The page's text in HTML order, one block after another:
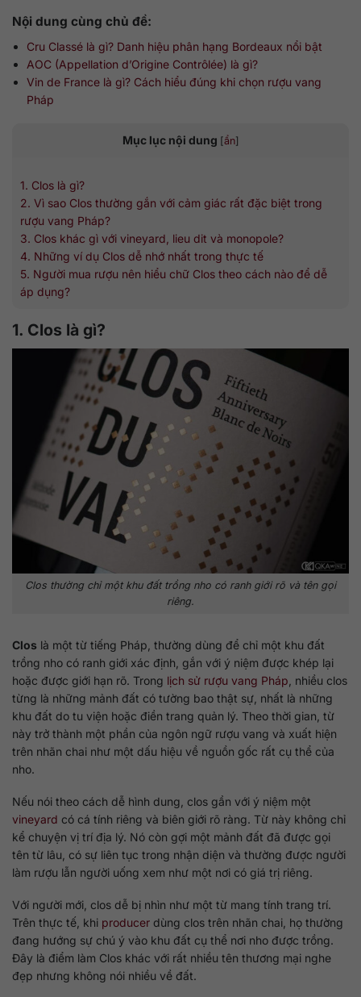
Nội dung cùng chủ đề:
Cru Classé là gì? Danh hiệu phân hạng Bordeaux nổi bật
AOC (Appellation d’Origine Contrôlée) là gì?
Vin de France là gì? Cách hiểu đúng khi chọn rượu vang
Pháp
Mục lục nội dung [ẩn]
1. Clos là gì?
2. Vì sao Clos thường gắn với cảm giác rất đặc biệt trong
rượu vang Pháp?
3. Clos khác gì với vineyard, lieu dit và monopole?
4. Những ví dụ Clos dễ nhớ nhất trong thực tế
5. Người mua rượu nên hiểu chữ Clos theo cách nào để dễ
áp dụng?
1. Clos là gì?
Clos thường chỉ một khu đất trồng nho có ranh giới rõ và tên gọi
riêng.
Clos là một từ tiếng Pháp, thường dùng để chỉ một khu đất
trồng nho có ranh giới xác định, gắn với ý niệm được khép lại
hoặc được giới hạn rõ. Trong lịch sử rượu vang Pháp , nhiều clos
từng là những mảnh đất có tường bao thật sự, nhất là những
khu đất do tu viện hoặc điền trang quản lý. Theo thời gian, từ
này trở thành một phần của ngôn ngữ rượu vang và xuất hiện
trên nhãn chai như một dấu hiệu về nguồn gốc rất cụ thể của
nho.
Nếu nói theo cách dễ hình dung, clos gần với ý niệm một
vineyard có cá tính riêng và biên giới rõ ràng. Từ này không chỉ
kể chuyện vị trí địa lý. Nó còn gợi một mảnh đất đã được gọi
tên từ lâu, có sự liên tục trong nhận diện và thường được người
làm rượu lẫn người uống xem như một nơi có giá trị riêng.
Với người mới, clos dễ bị nhìn như một từ mang tính trang trí.
Trên thực tế, khi producer dùng clos trên nhãn chai, họ thường
đang hướng sự chú ý vào khu đất cụ thể nơi nho được trồng.
Đây là điểm làm Clos khác với rất nhiều tên thương mại nghe
đẹp nhưng không nói nhiều về đất.